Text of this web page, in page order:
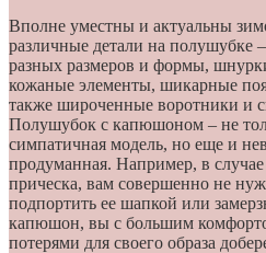
Вполне уместны и актуальны
различные детали на
разных размеров и формы,
кожаные элементы, шикарные
также широченные воротники и
Полушубок с капюшоном – не
симпатичная модель, но еще и
продуманная. Например, в
прическа, вам совершенно не
подпортить ее шапкой или
капюшон, вы с большим
потерями для своего образа